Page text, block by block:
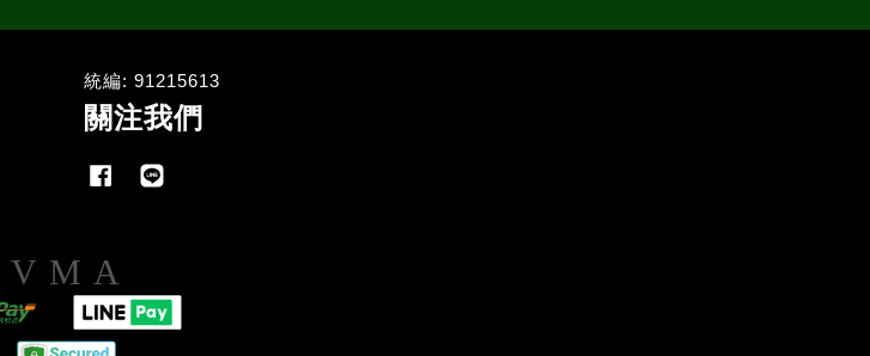
統編: 91215613
關注我們
Facebook
Visa Master
Express